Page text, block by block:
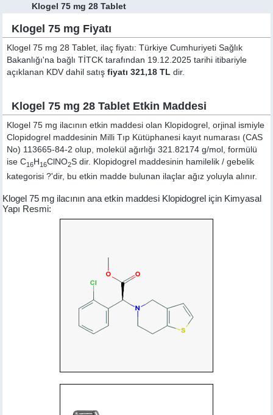
Klogel 75 mg 28 Tablet
Klogel 75 mg Fiyatı
Klogel 75 mg 28 Tablet, ilaç fiyatı: Türkiye Cumhuriyeti Sağlık
Bakanlığı'na bağlı TİTCK tarafından 19.12.2025 tarihi itibariyle
açıklanan KDV dahil satışfiyatı 321,18 TL dir.
Klogel 75 mg 28 Tablet Etkin Maddesi
Klogel 75 mg ilacının etkin maddesi olan Klopidogrel, orjinal ismiyle
Clopidogrel maddesinin Milli Tıp Kütüphanesi kayıt numarası (CAS
No) 113665-84-2 olup, molekül ağırlığı 321.82174 g/mol, formülü
ise C16H 16ClNO2S dir. Klopidogrel maddesinin hamilelik / gebelik
kategorisi ?'dir, bu etkin madde bulunan ilaçlar ağız yoluyla alınır.
Klogel 75 mg ilacının ana etkin maddesi Klopidogrel için Kimyasal
Yapı Resmi: